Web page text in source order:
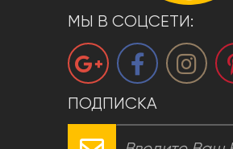
МЫ В СОЦСЕТИ:
ПОДПИСКА